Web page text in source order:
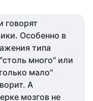
говорят
Особенно в
типа
много" или
мало"
А
мозгов не